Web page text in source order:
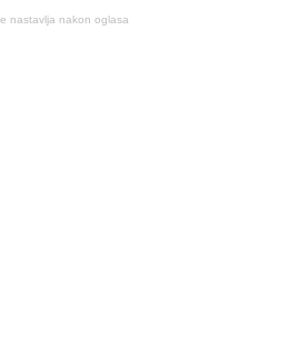
nastavlja nakon oglasa